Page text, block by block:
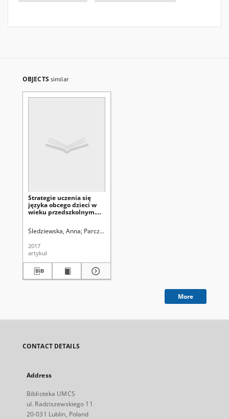
OBJECTS similar
Strategie uczenia się
języka obcego dzieci w
wieku przedszkolnym.
Przedszkola
Niepublicznego
Śledziewska, Anna Parczewska, Teresa (1959-). Red.
2017
artykuł
More
CONTACT DETAILS
Address
Biblioteka UMCS
ul. Radziszewskiego 11
20-031 Lublin, Poland